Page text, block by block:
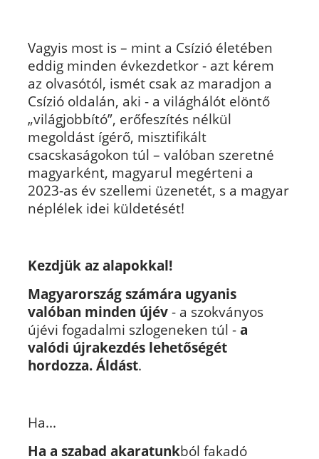
Vagyis most is – mint a Csízió életében
eddig minden évkezdetkor - azt kérem
az olvasótól, ismét csak az maradjon a
Csízió oldalán, aki - a világhálót elöntő
„világjobbító”, erőfeszítés nélkül
megoldást ígérő, misztifikált
csacskaságokon túl – valóban szeretné
magyarként, magyarul megérteni a
2023-as év szellemi üzenetét, s a magyar
néplélek idei küldetését!
Kezdjük az alapokkal!
Magyarország számára ugyanis
valóban minden újév - a szokványos
újévi fogadalmi szlogeneken túl -a
valódi újrakezdés lehetőségét
hordozza. Áldást.
Ha...
Ha a szabad akaratunkból fakadó